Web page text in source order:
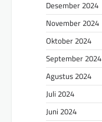
Desember 2024
November 2024
Oktober 2024
September 2024
Agustus 2024
Juli 2024
Juni 2024